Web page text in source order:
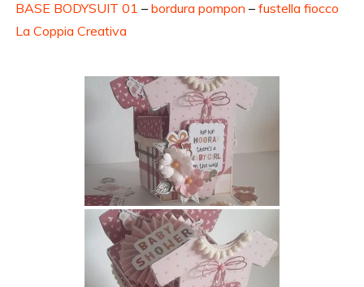
BASE BODYSUIT 01 –bordura pompon –fustella fiocco
La Coppia Creativa